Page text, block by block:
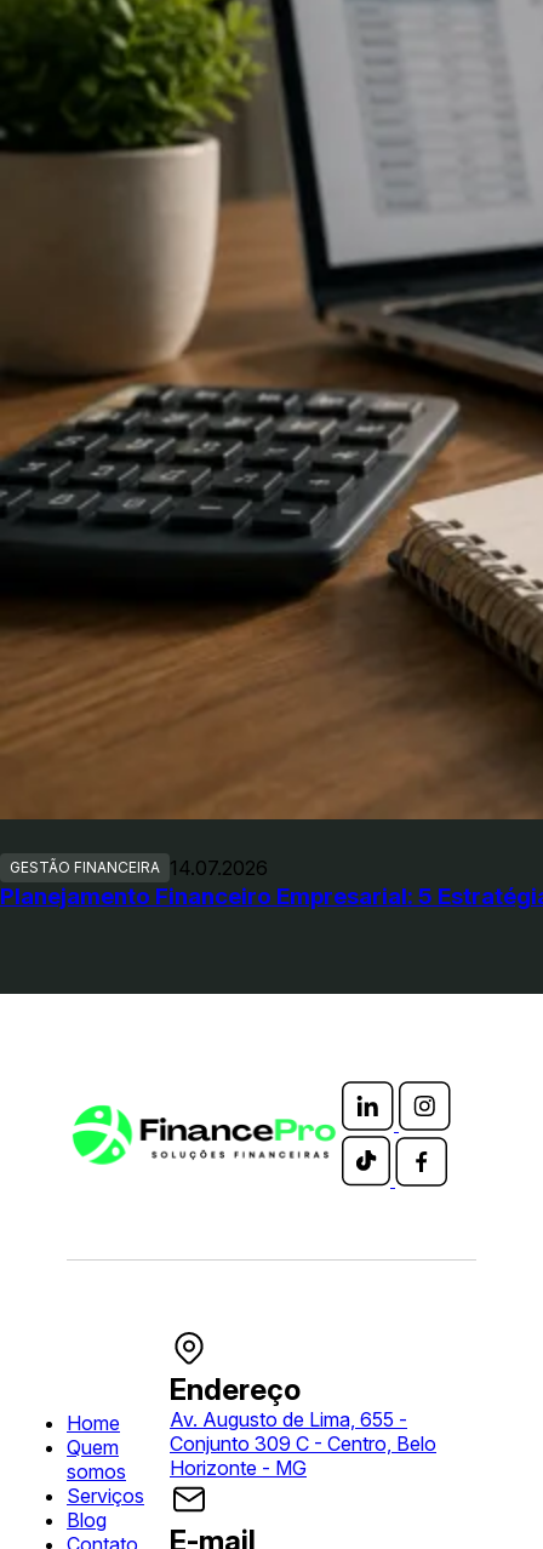
GESTÃO FINANCEIRA 30.06.2026
Fluxo de Caixa: O Maior Problema das Empresas
em 2026
GESTÃO FINANCEIRA 14.07.2026
Planejamento Financeiro Empresarial: 5
Home
Quem
somos
Serviços
Blog
Contato
Endereço
Av. Augusto de Lima, 655 -
Conjunto 309 C - Centro, Belo
Horizonte - MG
E-mail